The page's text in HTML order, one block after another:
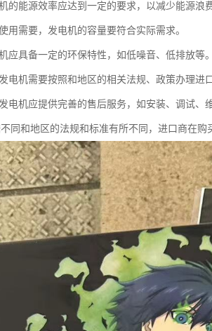
的能源效率应达到一定的要求，以减少能源浪费
用需要，发电机的容量要符合实际需求。
应具备一定的环保特性，如低噪音、低排放等。
电机需要按照和地区的相关法规、政策办理进
电机应提供完善的售后服务，如安装、调试、
同和地区的法规和标准有所不同，进口商在购